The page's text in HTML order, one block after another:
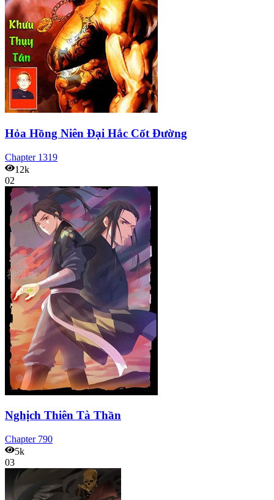
Hỏa Hồng Niên Đại Hắc Cốt Đường
Chapter 1319
12k
02
Nghịch Thiên Tà Thần
Chapter 790
5k
03